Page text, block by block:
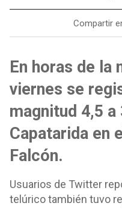
Compartir
En horas de la
viernes se
magnitud 4,5
Capatarida en
Falcón.
Usuarios de Twitter
telúrico también tuvo